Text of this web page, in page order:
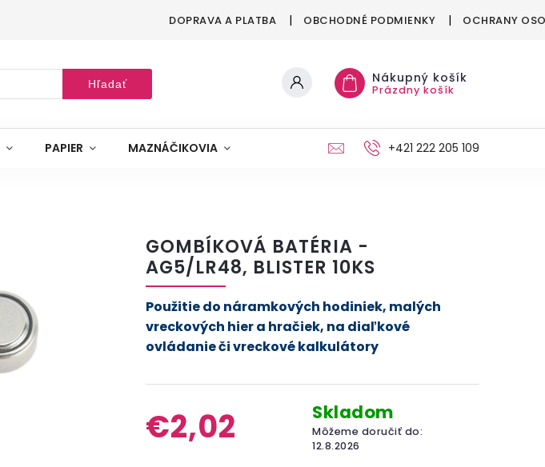
DOPRAVA A PLATBA OBCHODNÉ PODMIENKY OCHRANY
Hľadať Nákupný košík
Prázdny košík
PAPIER MAZNÁČIKOVIA MAŠKRTENIE PÁRTY MÓDA
+421 222 205 109
GOMBÍKOVÁ BATÉRIA -
AG5/LR48, BLISTER 10KS
€2,02 Skladom
Môžeme doručiť do:
12.8.2026
Použitie do náramkových hodiniek, malých
vreckových hier a hračiek, na diaľkové
ovládanie či vreckové kalkulátory